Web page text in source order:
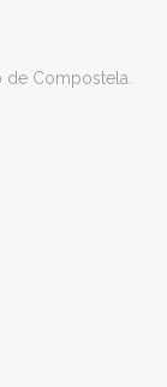
de Compostela.